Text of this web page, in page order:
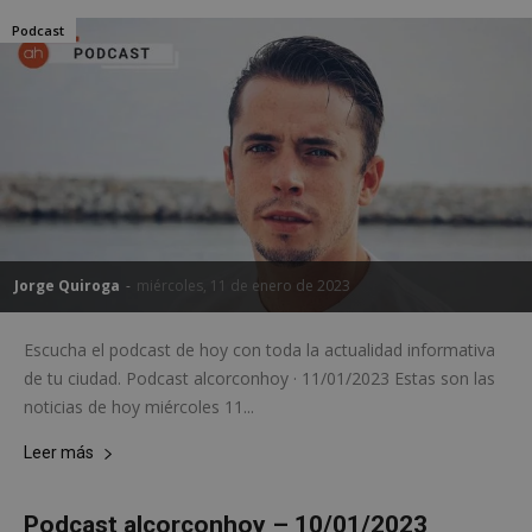
Jorge Quiroga - miércoles, 11 de enero de 2023
Podcast
Escucha el podcast de hoy con toda la actualidad informativa
de tu ciudad. Podcast alcorconhoy · 11/01/2023 Estas son las
noticias de hoy miércoles 11...
Leer más
Podcast alcorconhoy – 10/01/2023
Cookies de preferencias
Cookies de funcionalidad
Cookies no clasificadas
Las cookies estrictamente necesarias permiten la
funcionalidad principal del sitio web, como el
inicio de sesión de usuario y la gestión de cuentas.
El sitio web no se puede utilizar correctamente sin
las cookies estrictamente necesarias.
Nombre
Proveedor
alcorconhoy.com